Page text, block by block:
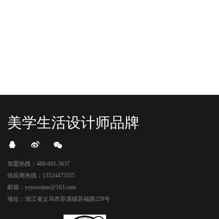
美学生活设计师品牌
加盟热线：400-661-3637
供应商热线：13524475555
邮箱：yoyosojmc@163.com
地址：浙江省义乌市苏溪镇苏福路259号